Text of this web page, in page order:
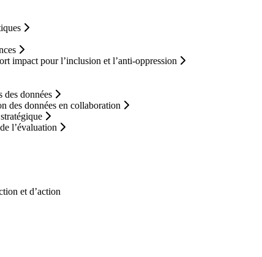
impact pour l’inclusion et l’anti-oppression
des données
des données en collaboration
l’évaluation
et d’action